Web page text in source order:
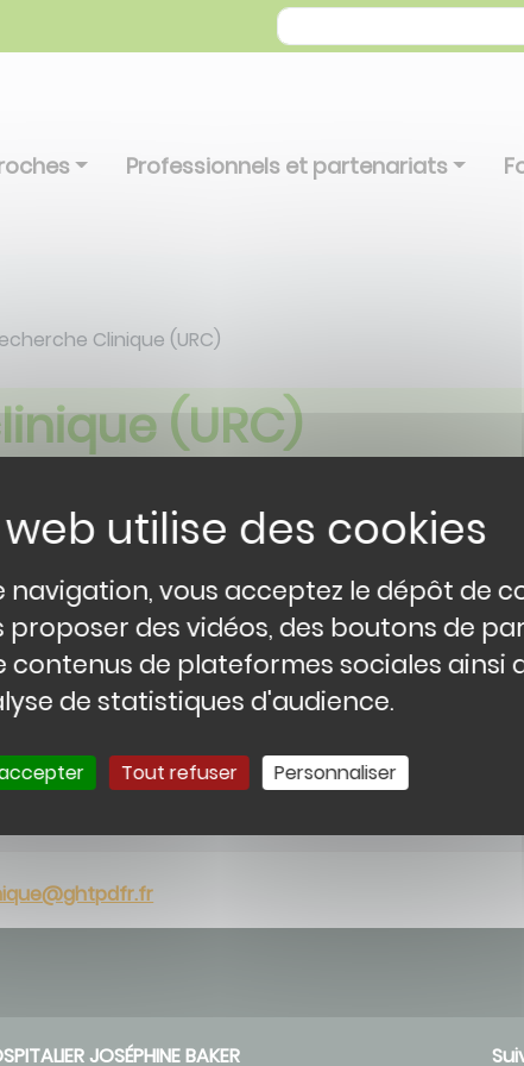
Professionnels et partenariats
Clinique (URC)
(URC)
? Réalisez-le avec
JOSÉPHINE BAKER
navigation, vous acceptez le dépôt de
proposer des vidéos, des boutons de
contenus de plateformes sociales ainsi
de statistiques d'audience.
Tout refuser Personnaliser